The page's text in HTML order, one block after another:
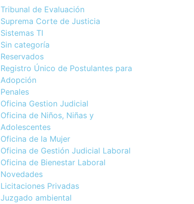
Tribunal de Evaluación
Suprema Corte de Justicia
Sistemas TI
Sin categoría
Reservados
Registro Único de Postulantes para
Adopción
Penales
Oficina Gestion Judicial
Oficina de Niños, Niñas y
Adolescentes
Oficina de la Mujer
Oficina de Gestión Judicial Laboral
Oficina de Bienestar Laboral
Novedades
Licitaciones Privadas
Juzgado ambiental